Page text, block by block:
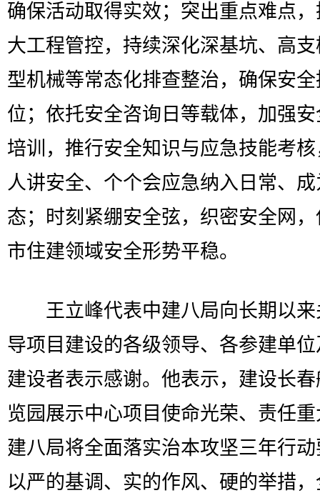
确保活动取得实效；突出重点难点
大工程管控，持续深化深基坑、高
型机械等常态化排查整治，确保安
位；依托安全咨询日等载体，加强
培训，推行安全知识与应急技能考
人讲安全、个个会应急纳入日常、
态；时刻紧绷安全弦，织密安全网
市住建领域安全形势平稳。
王立峰代表中建八局向长期以来
导项目建设的各级领导、各参建单
建设者表示感谢。他表示，建设长
览园展示中心项目使命光荣、责任
建八局将全面落实治本攻坚三年行
以严的基调、实的作风、硬的举措